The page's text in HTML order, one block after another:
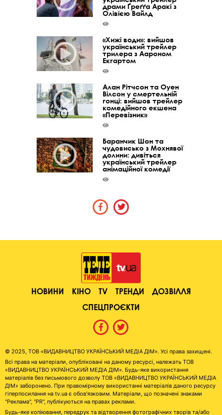
драми Ґреґґа Аракі з
Олівією Вайлд
«Хижі води»: вийшов
український трейлер
трилера з Аароном
Екгартом
Алан Рітчсон та Оуен
Вілсон у смертельній
гонці: вийшов трейлер
комедійного екшена
«Перевізник»
Баранчик Шон та
чудовисько з Мохнявої
долини: дивіться
український трейлер
анімаційної комедії
НОВИНИ КІНО TV ТРЕНДИ
ДОЗВІЛЛЯ
СПЕЦПРОЄКТИ
© 2025, ТОВ «ВИДАВНИЦТВО УКРАЇНСЬКИЙ МЕДІА ДІМ». Усі права захищені.
Всі права на матеріали, опубліковані на даному ресурсі, належать ТОВ
«ВИДАВНИЦТВО УКРАЇНСЬКИЙ МЕДІА ДІМ». Будь-яке використання
матеріалів без письмового дозволу ТОВ «ВИДАВНИЦТВО УКРАЇНСЬКИЙ МЕДІА
ДІМ» заборонено. При правомірному використанні матеріалів даного ресурсу
гіперпосилання на tv.ua є обов'язковим. Матеріали, що позначені знаками
"Реклама", "PR", публікуються на правах реклами.
Будь-яке копіювання, передрук та відтворення фотографічних творів та/або